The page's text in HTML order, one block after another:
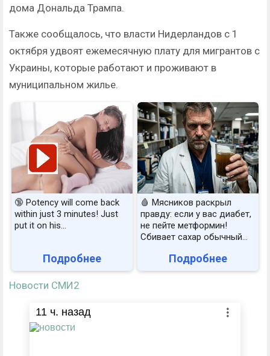
дома Дональда Трампа.
Также сообщалось, что власти Нидерландов с 1
октября удвоят ежемесячную плату для мигрантов с
Украины, которые работают и проживают в
муниципальном жилье.
🔞 Potency will come back
within just 3 minutes! Just
put it on his…
Подробнее
🩸 Мясников раскрыл
правду: если у вас диабет,
не пейте метформин!
Сбивает сахар обычный...
Подробнее
Новости СМИ2
11 ч. назад